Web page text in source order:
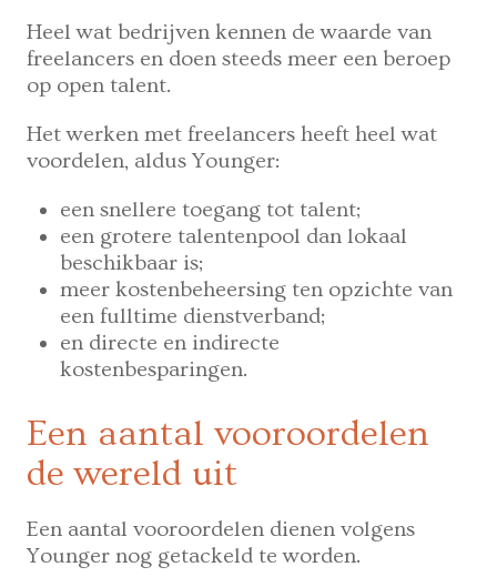
Heel wat bedrijven kennen de waarde van
freelancers en doen steeds meer een beroep
op open talent.
Het werken met freelancers heeft heel wat
voordelen, aldus Younger:
een snellere toegang tot talent;
een grotere talentenpool dan lokaal
beschikbaar is;
meer kostenbeheersing ten opzichte van
een fulltime dienstverband;
en directe en indirecte
kostenbesparingen.
Een aantal vooroordelen
de wereld uit
Een aantal vooroordelen dienen volgens
Younger nog getackeld te worden.